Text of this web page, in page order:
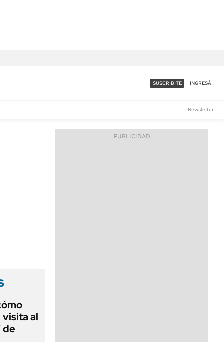
ACCESO FULL - $1.800/MES
SUSCRIBITE INGRESÁ
Newsletter
al
de